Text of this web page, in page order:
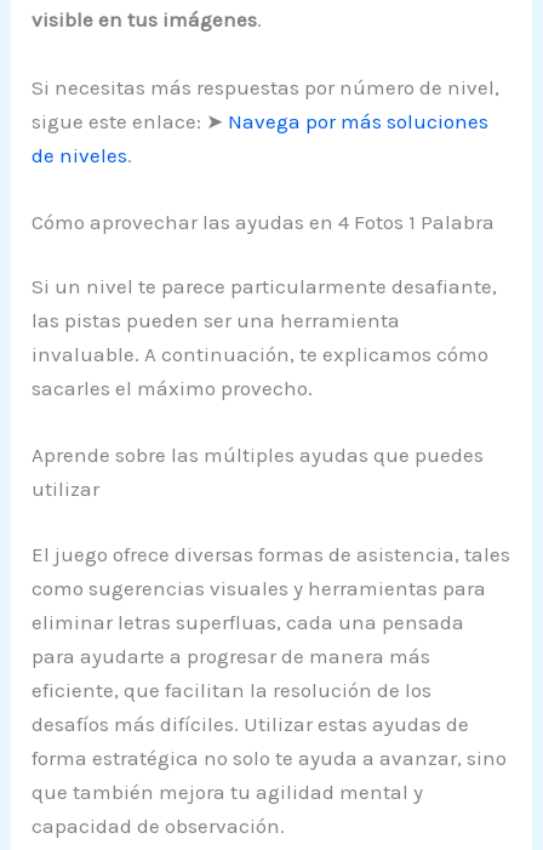
visible en tus imágenes.
Si necesitas más respuestas por número de nivel,
sigue este enlace: ➤ Navega por más soluciones
de niveles.
Cómo aprovechar las ayudas en 4 Fotos 1 Palabra
Si un nivel te parece particularmente desafiante,
las pistas pueden ser una herramienta
invaluable. A continuación, te explicamos cómo
sacarles el máximo provecho.
Aprende sobre las múltiples ayudas que puedes
utilizar
El juego ofrece diversas formas de asistencia, tales
como sugerencias visuales y herramientas para
eliminar letras superfluas, cada una pensada
para ayudarte a progresar de manera más
eficiente, que facilitan la resolución de los
desafíos más difíciles. Utilizar estas ayudas de
forma estratégica no solo te ayuda a avanzar, sino
que también mejora tu agilidad mental y
capacidad de observación.